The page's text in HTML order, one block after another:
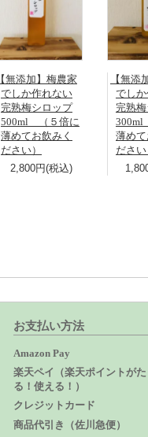
【無添加】梅農家
でしか作れない
完熟梅シロップ
500ml （５倍に
薄めてお飲みく
ださい）
2,800円(税込)
【無添
でし
完熟
薄め
ださ
お支払い方法
Amazon Pay
楽天ペイ（楽天ポイントが
る！使える！）
クレジットカード
商品代引き（佐川急便）